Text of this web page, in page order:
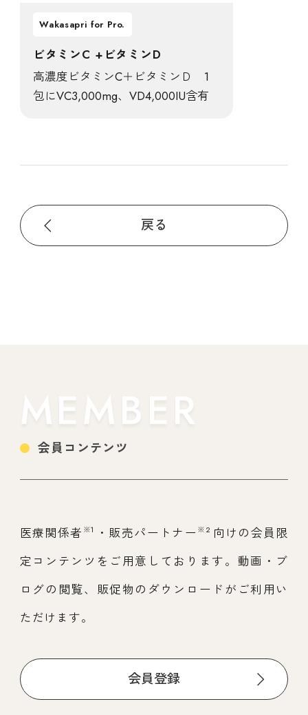
Wakasapri for Pro.
ビタミンC +ビタミンD
高濃度ビタミンC＋ビタミンＤ 1
包にVC3,000mg、VD4,000IU含有
戻る
MEMBER
会員コンテンツ
医療関係者 ※1 ・販売パートナー※2 向けの会員限
定コンテンツをご用意しております。動画・ブ
ログの閲覧、販促物のダウンロードがご利用い
ただけます。
会員登録